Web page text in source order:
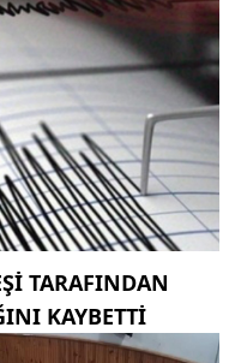
TARAFINDAN
KAYBETTI